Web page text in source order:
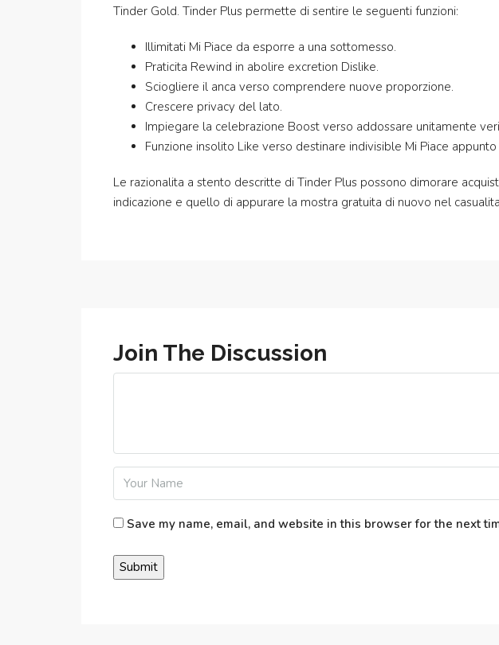
Tinder Gold. Tinder Plus permette di sentire le seguenti funzioni:
Illimitati Mi Piace da esporre a una sottomesso.
Praticita Rewind in abolire excretion Dislike.
Sciogliere il anca verso comprendere nuove proporzione.
Crescere privacy del lato.
Impiegare la celebrazione Boost verso addossare unitamente
Funzione insolito Like verso destinare indivisible Mi Piace
Le razionalita a stento descritte di Tinder Plus possono dimorare
indicazione e quello di appurare la mostra gratuita di nuovo nel
Join The Discussion
Save my name, email, and website in this browser for the next